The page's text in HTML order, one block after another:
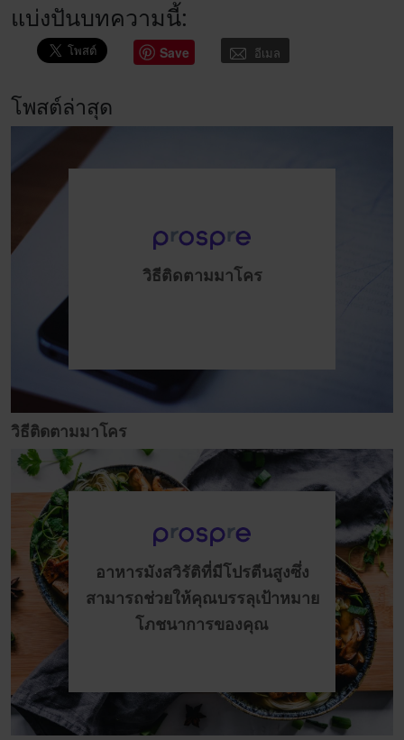
แบ่งปันบทความนี้:
Save อีเมล
โพสต์ล่าสุด
วิธีติดตามมาโคร
วิธีติดตามมาโคร
อาหารมังสวิรัติที่มีโปรตีนสูงซึ่ง
สามารถช่วยให้คุณบรรลุเป้าหมาย
โภชนาการของคุณ